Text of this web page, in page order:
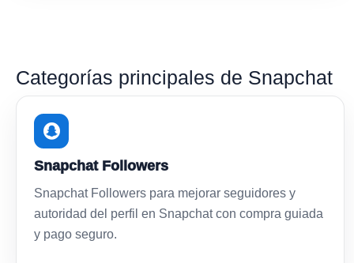
Categorías principales de Snapchat
Snapchat Followers
Snapchat Followers para mejorar seguidores y
autoridad del perfil en Snapchat con compra guiada
y pago seguro.